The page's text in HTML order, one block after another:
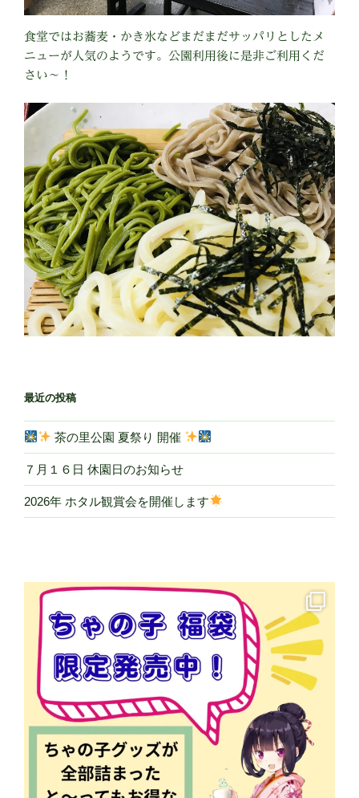
食堂ではお蕎麦・かき氷などまだまだサッパリとしたメ
ニューが人気のようです。公園利用後に是非ご利用くだ
さい〜！
最近の投稿
茶の里公園 夏祭り 開催
７月１６日 休園日のお知らせ
2026年 ホタル観賞会を開催します